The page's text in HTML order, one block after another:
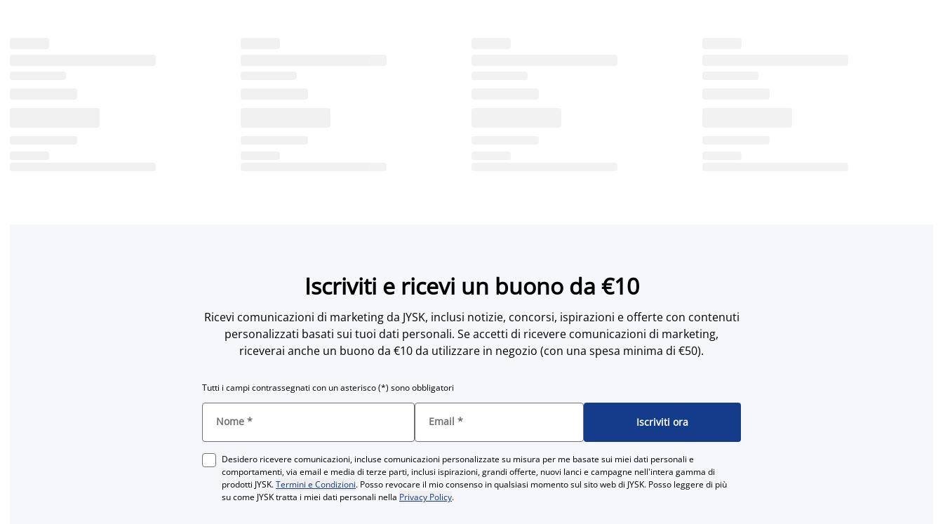
Iscriviti e ricevi un buono da €10
Ricevi comunicazioni di marketing da JYSK, inclusi notizie, concorsi, ispirazioni e offerte con contenuti
personalizzati basati sui tuoi dati personali. Se accetti di ricevere comunicazioni di marketing,
riceverai anche un buono da €10 da utilizzare in negozio (con una spesa minima di €50).
Tutti i campi contrassegnati con un asterisco (*) sono obbligatori
Nome * Email * Iscriviti ora
Desidero ricevere comunicazioni, incluse comunicazioni personalizzate su misura per me basate sui miei dati personali e
comportamenti, via email e media di terze parti, inclusi ispirazioni, grandi offerte, nuovi lanci e campagne nell'intera gamma di
prodotti JYSK.Termini e Condizioni. Posso revocare il mio consenso in qualsiasi momento sul sito web di JYSK. Posso leggere di più
su come JYSK tratta i miei dati personali nella Privacy Policy.